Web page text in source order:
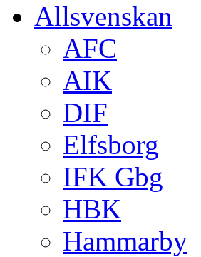
Allsvenskan
AFC
AIK
DIF
Elfsborg
IFK Gbg
HBK
Hammarby